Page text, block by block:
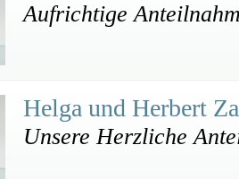
Aufrichtige
Helga und Herbert
Unsere Herzliche